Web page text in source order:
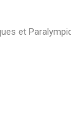
et